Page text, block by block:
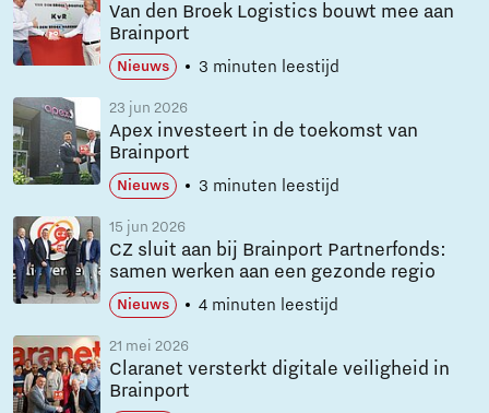
Van den Broek Logistics bouwt mee aan
Brainport
Nieuws 3 minuten leestijd
23 jun 2026
Apex investeert in de toekomst van
Brainport
Nieuws 3 minuten leestijd
15 jun 2026
CZ sluit aan bij Brainport Partnerfonds:
samen werken aan een gezonde regio
Nieuws 4 minuten leestijd
21 mei 2026
Claranet versterkt digitale veiligheid in
Brainport